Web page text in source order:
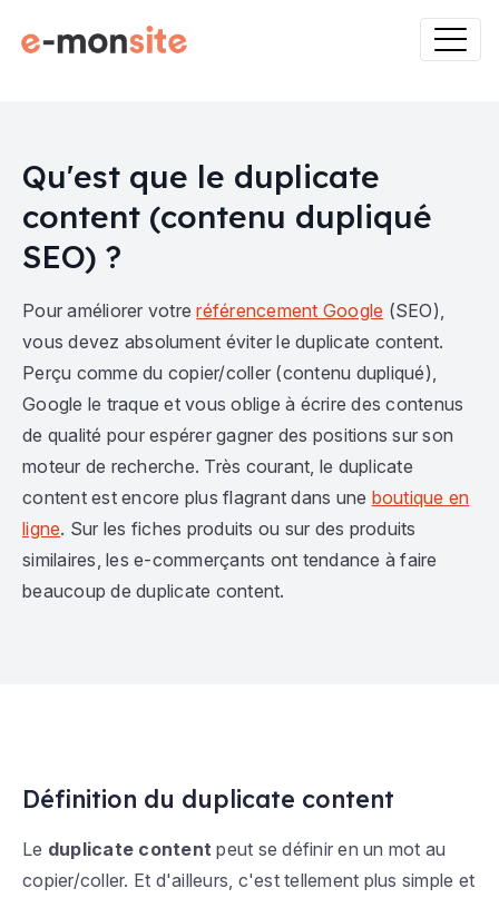
Qu'est que le duplicate
content (contenu dupliqué
SEO) ?
Pour améliorer votreréférencement Google (SEO),
vous devez absolument éviter le duplicate content.
Perçu comme du copier/coller (contenu dupliqué),
Google le traque et vous oblige à écrire des contenus
de qualité pour espérer gagner des positions sur son
moteur de recherche. Très courant, le duplicate
content est encore plus flagrant dans une boutique en
ligne. Sur les fiches produits ou sur des produits
similaires, les e-commerçants ont tendance à faire
beaucoup de duplicate content.
Définition du duplicate content
Le duplicate content peut se définir en un mot au
copier/coller. Et d'ailleurs, c'est tellement plus simple et